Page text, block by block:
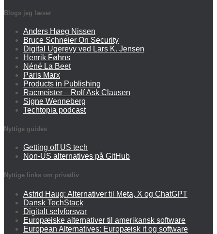
Blogs jeg læser
Anders Høeg Nissen
Bruce Schneier On Security
Digital Ugerevy ved Lars K. Jensen
Henrik Føhns
Néné La Beet
Paris Marx
Products in Publishing
Racmeister – Rolf Ask Clausen
Signe Wenneberg
Techtopia podcast
Nyttige guides
Getting off US tech
Non-US alternatives på GitHub
Nyttige links om privatliv
Astrid Haug: Alternativer til Meta, X og ChatGPT
Dansk TechStack
Digitalt selvforsvar
Europæiske alternativer til amerikansk software
European Alternatives: Europæisk it og software